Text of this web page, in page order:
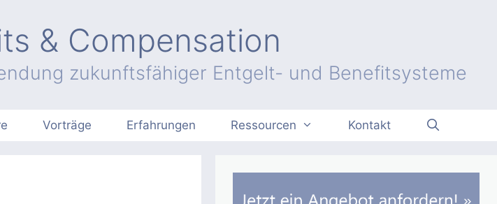
& Compensation
zukunftsfähiger Entgelt- und Benefitsysteme
Vorträge Erfahrungen Ressourcen Kontakt